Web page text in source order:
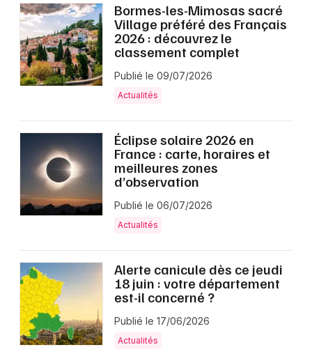
Actualités dans l' Oise
Actualités en Picardie
Actualités dans les Hauts-de-France
Newsletter des sorties
Artistes en tournée
Magazine à Noyon
Bormes-les-Mimosas sacré
Village préféré des Français
2026 : découvrez le
classement complet
Publié le 09/07/2026
Actualités
Éclipse solaire 2026 en
France : carte, horaires et
meilleures zones
d’observation
Publié le 06/07/2026
Actualités
Alerte canicule dès ce jeudi
18 juin : votre département
est-il concerné ?
Publié le 17/06/2026
Actualités